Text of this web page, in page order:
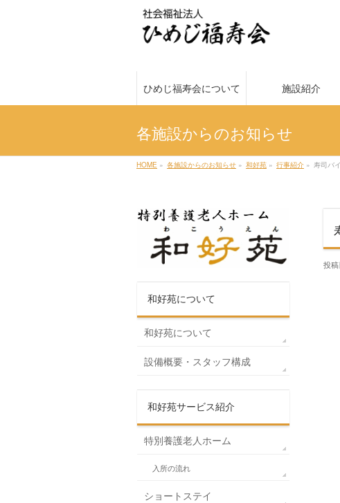
ひめじ福寿会について 施設紹介
各施設からのお知らせ
HOME » 各施設からのお知らせ » 和好苑 » 行事紹介 » 寿司バ
投
和好苑について
和好苑について
設備概要・スタッフ構成
和好苑サービス紹介
特別養護老人ホーム
入所の流れ
ショートステイ